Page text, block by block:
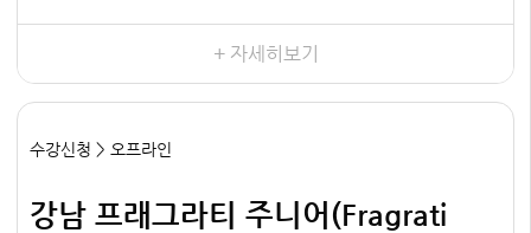
+ 자세히보기
수강신청 > 오프라인
강남 프래그라티 주니어(Fragrati